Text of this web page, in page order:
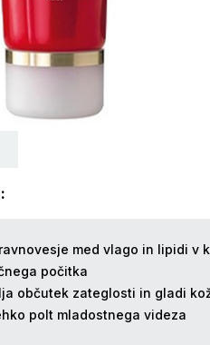
med vlago in lipidi v
počitka
občutek zateglosti in gladi
polt mladostnega videza